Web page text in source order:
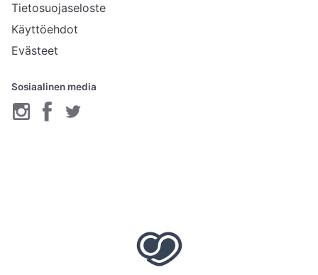
Tietosuojaseloste
Käyttöehdot
Evästeet
Sosiaalinen media